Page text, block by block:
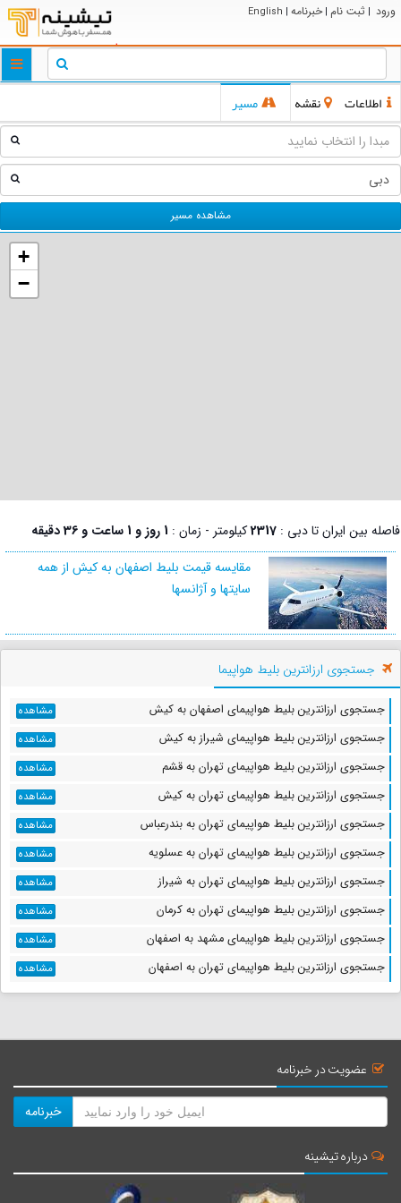
ورود | ثبت نام | خبرنامه |
English
اطلاعات نقشه مسیر
مشاهده مسیر
+
−
فاصله بین ایران تا دبی : 2317کیلومتر - زمان : 1 روز و 1 ساعت و 36 دقیقه
مقایسه قیمت بلیط اصفهان به کیش از همه
سایتها و آژانسها
جستجوی ارزانترین بلیط هواپیما
جستجوی ارزانترین بلیط هواپیمای اصفهان به کیش مشاهده
جستجوی ارزانترین بلیط هواپیمای شیراز به کیش مشاهده
جستجوی ارزانترین بلیط هواپیمای تهران به قشم مشاهده
جستجوی ارزانترین بلیط هواپیمای تهران به کیش مشاهده
جستجوی ارزانترین بلیط هواپیمای تهران به بندرعباس مشاهده
جستجوی ارزانترین بلیط هواپیمای تهران به عسلویه مشاهده
جستجوی ارزانترین بلیط هواپیمای تهران به شیراز مشاهده
جستجوی ارزانترین بلیط هواپیمای تهران به کرمان مشاهده
جستجوی ارزانترین بلیط هواپیمای مشهد به اصفهان مشاهده
جستجوی ارزانترین بلیط هواپیمای تهران به اصفهان مشاهده
عضویت در خبرنامه
خبرنامه
درباره تیشینه